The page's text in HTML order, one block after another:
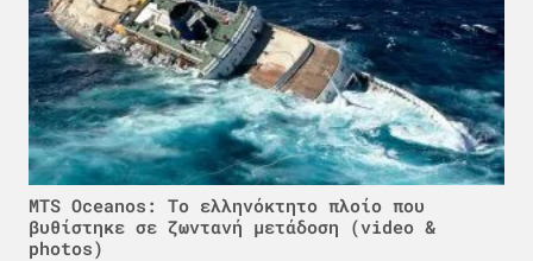
MTS Oceanos: Το ελληνόκτητο πλοίο που
βυθίστηκε σε ζωντανή μετάδοση (video &
photos)